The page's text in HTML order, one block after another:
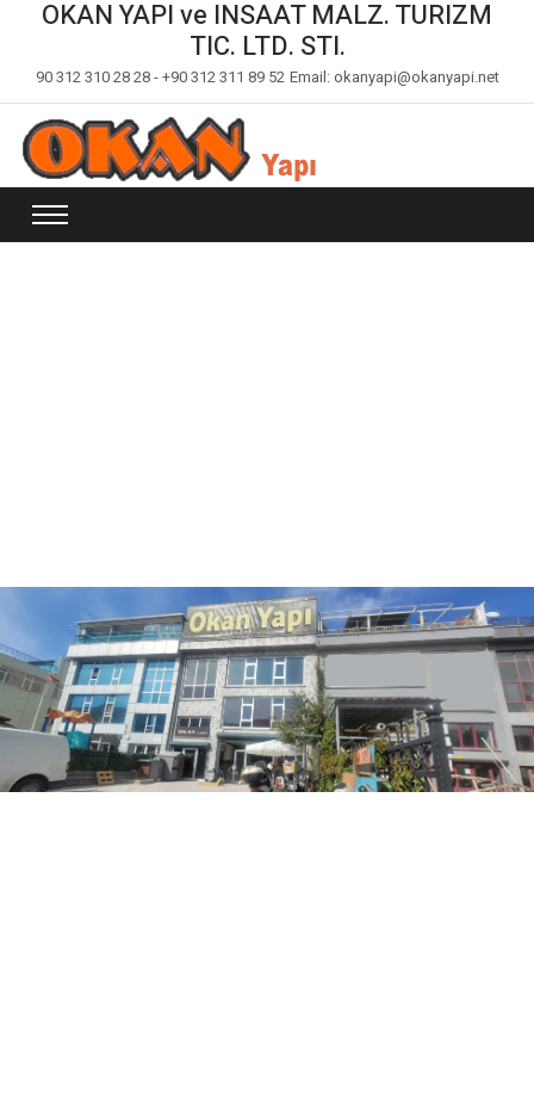
OKAN YAPI ve INSAAT MALZ. TURIZM
TIC. LTD. STI.
90 312 310 28 28 - +90 312 311 89 52 Email: okanyapi@okanyapi.net